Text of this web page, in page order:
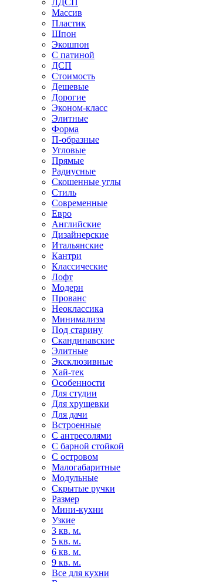
Массив
Пластик
Шпон
Экошпон
С патиной
ДСП
Стоимость
Дешевые
Дорогие
Эконом-класс
Элитные
Форма
П-образные
Угловые
Прямые
Радиусные
Скошенные углы
Стиль
Современные
Евро
Английские
Дизайнерские
Итальянские
Кантри
Классические
Лофт
Модерн
Прованс
Неоклассика
Минимализм
Под старину
Скандинавские
Элитные
Эксклюзивные
Хай-тек
Особенности
Для студии
Для хрущевки
Для дачи
Встроенные
С антресолями
С барной стойкой
С островом
Малогабаритные
Модульные
Скрытые ручки
Размер
Мини-кухни
Узкие
3 кв. м.
5 кв. м.
6 кв. м.
9 кв. м.
Все для кухни